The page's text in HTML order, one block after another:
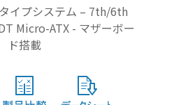
イプシステム – 7th/6th
Micro-ATX - マザーボー
ド搭載